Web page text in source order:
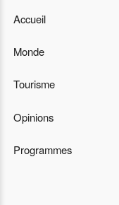
Accueil
Monde
Tourisme
Opinions
Programmes